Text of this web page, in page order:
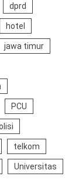
dprd
hotel
jawa timur
PCU
telkom
Universitas